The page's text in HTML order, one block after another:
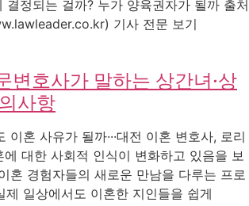
결정되는 걸까? 누가 양육권자가 될까 출처
기사 전문 보기
변호사가 말하는 상간녀·상
사항
이혼 사유가 될까···대전 이혼 변호사, 로리
에 대한 사회적 인식이 변화하고 있음을 보
혼 경험자들의 새로운 만남을 다루는 프로
제 일상에서도 이혼한 지인들을 쉽게